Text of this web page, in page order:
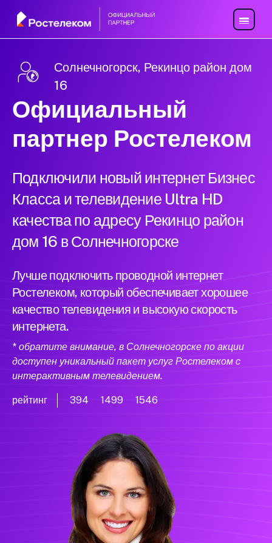
Солнечногорск, Рекинцо район дом
16
Официальный
партнер Ростелеком
Подключили новый интернет Бизнес
Класса и телевидение Ultra HD
качества по адресу Рекинцо район
дом 16 в Солнечногорске
Лучше подключить проводной интернет
Ростелеком, который обеспечивает хорошее
качество телевидения и высокую скорость
интернета.
* обратите внимание, в Солнечногорске по акции
доступен уникальный пакет услуг Ростелеком с
интерактивным телевидением.
рейтинг 394 1499 1546